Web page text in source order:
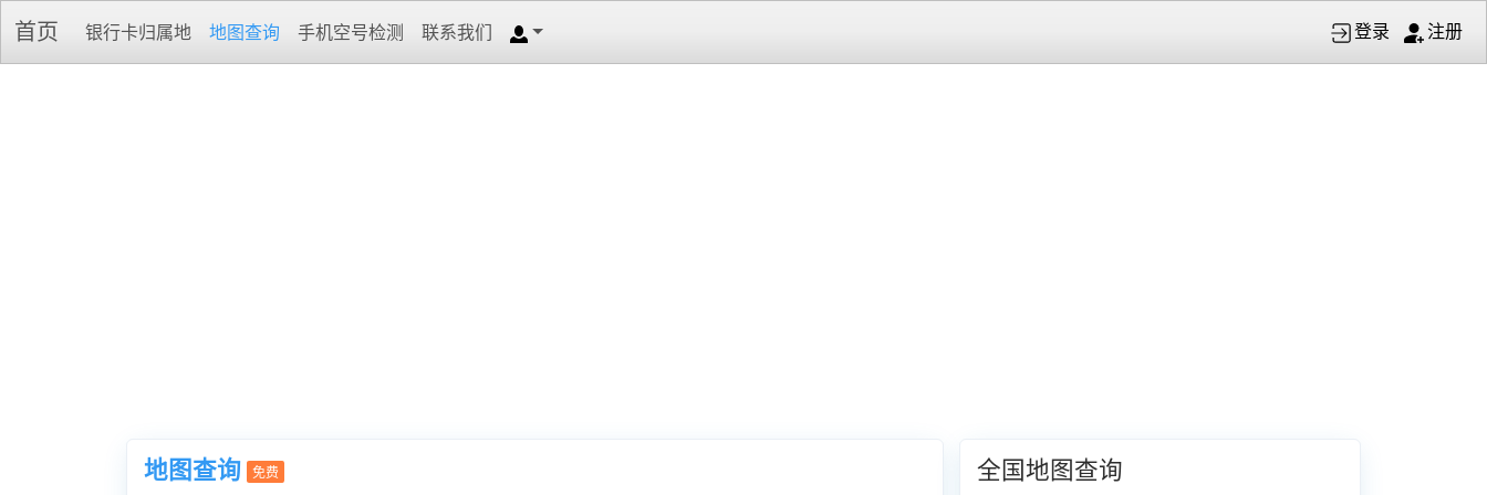
首页 银行卡归属地 地图查询 手机空号检测 联系我们 登录 注册
地图查询 免费 全国地图查询